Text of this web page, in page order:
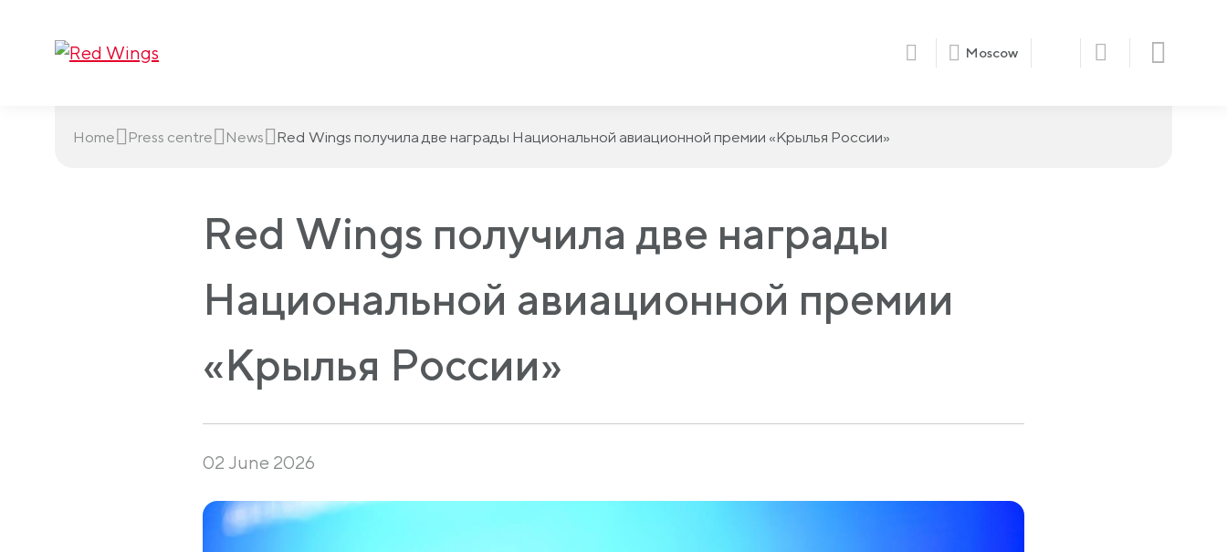
Moscow
Home Press centre News Red Wings получила две награды Национальной авиационной премии «Крылья России»
Red Wings получила две награды
Национальной авиационной премии
«Крылья России»
02 June 2026